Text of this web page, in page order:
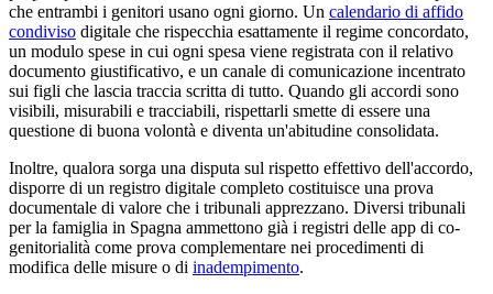
che entrambi i genitori usano ogni giorno. Un calendario di affido
condiviso digitale che rispecchia esattamente il regime concordato,
un modulo spese in cui ogni spesa viene registrata con il relativo
documento giustificativo, e un canale di comunicazione incentrato
sui figli che lascia traccia scritta di tutto. Quando gli accordi sono
visibili, misurabili e tracciabili, rispettarli smette di essere una
questione di buona volontà e diventa un'abitudine consolidata.
Inoltre, qualora sorga una disputa sul rispetto effettivo dell'accordo,
disporre di un registro digitale completo costituisce una prova
documentale di valore che i tribunali apprezzano. Diversi tribunali
per la famiglia in Spagna ammettono già i registri delle app di co-
genitorialità come prova complementare nei procedimenti di
modifica delle misure o di inadempimento.